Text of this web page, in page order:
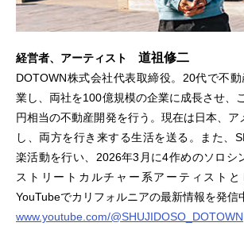
経営者、アーティスト 道祖修二
DOTOWN株式会社代表取締役。20代で不
業し、両社を100億規模の企業に成長させ、
円相当の不動産開発を行う。現在は日本、ア
し、両方を行き来する生活を送る。また、
楽活動を行い、2026年3月に4作めのソロシ
ストリートカルチャー系アーティストと
YouTubeでカリフォルニアの最新情報を発信
www.youtube.com/@SHUJIDOSO_DOTOWN